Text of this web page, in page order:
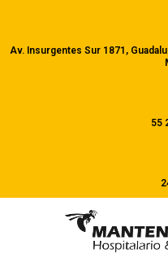
Av. Insurgentes Sur 1871,
55